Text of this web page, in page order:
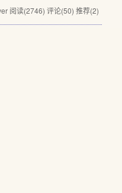
阅读(2746) 评论(50) 推荐(2)